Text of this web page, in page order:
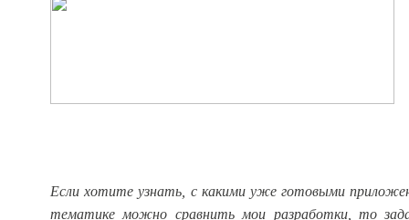
Если хотите узнать, с какими уже готовыми
тематике можно сравнить мои разработки, то